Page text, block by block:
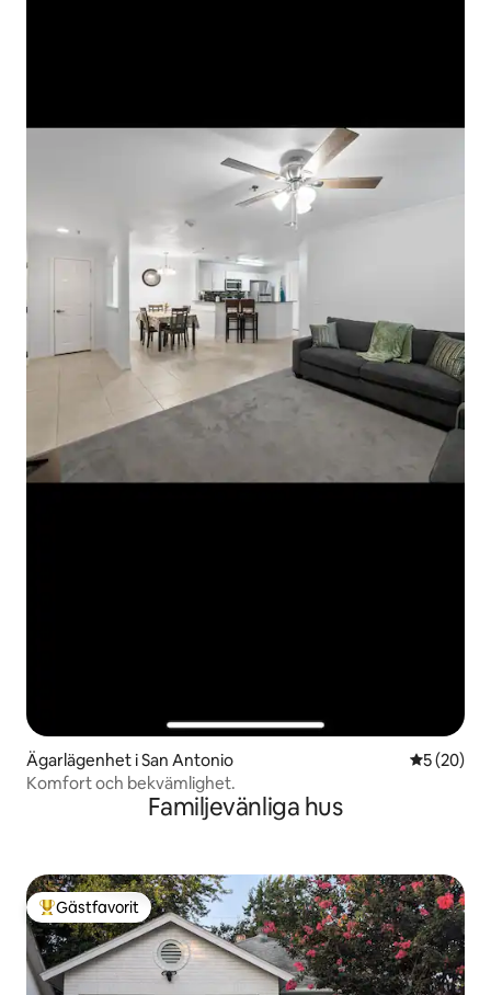
Ägarlägenhet i San Antonio 5 av 5 i
5 (20)
Komfort och bekvämlighet.
Familjevänliga hus
Populär gästfavorit
Gästfavorit